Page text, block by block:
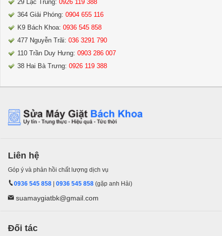
29 Lạc Trung: 0926 119 388
364 Giải Phóng: 0904 655 116
K9 Bách Khoa: 0936 545 858
477 Nguyễn Trãi: 036 3291 790
110 Trần Duy Hưng: 0903 286 007
38 Hai Bà Trưng: 0926 119 388
Liên hệ
Góp ý và phản hồi chất lượng dịch vụ
0936 545 858 | 0936 545 858 (gặp anh Hải)
suamaygiatbk@gmail.com
Đối tác